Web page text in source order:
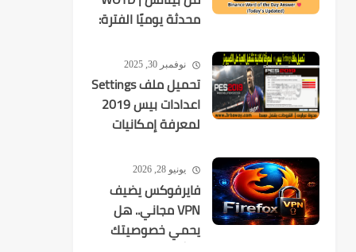
محدثة يوميًا الفترة:
2026-08-09
نوفمبر 30, 2025
تحميل ملف Settings
اعدادات بيس 2019
لمعرفة إمكانيات
يونيو 28, 2026
فايرفوكس يضيف
VPN مجاني.. هل
يحمي خصوصيتك